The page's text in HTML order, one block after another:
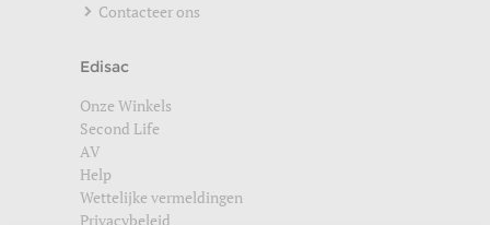
Contacteer ons
Edisac
Onze Winkels
Second Life
AV
Help
Wettelijke vermeldingen
Privacybeleid